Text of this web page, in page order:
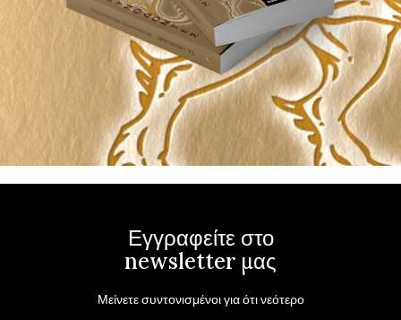
Εγγραφείτε στο
newsletter μας
Μείνετε συντονισμένοι για ότι νεότερο